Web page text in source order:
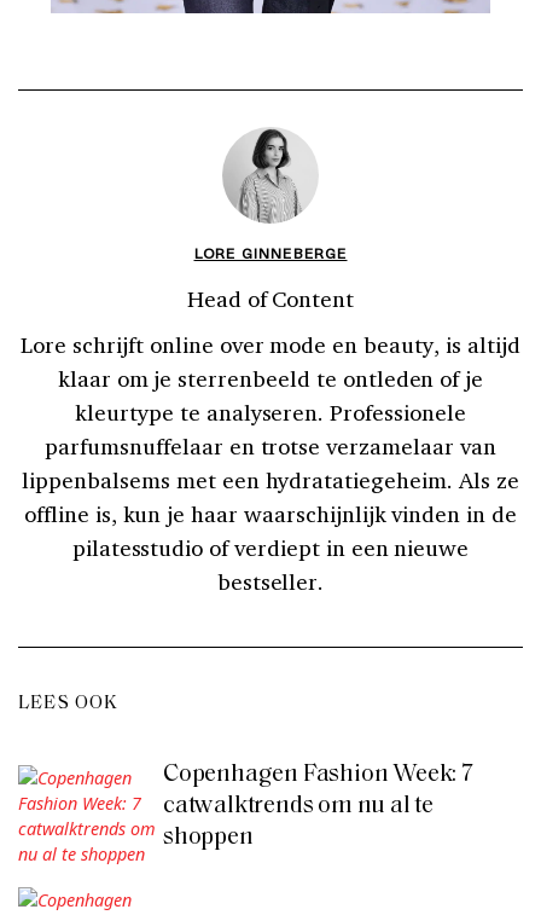
LORE GINNEBERGE
Head of Content
Lore schrijft online over mode en beauty, is altijd
klaar om je sterrenbeeld te ontleden of je
kleurtype te analyseren. Professionele
parfumsnuffelaar en trotse verzamelaar van
lippenbalsems met een hydratatiegeheim. Als ze
offline is, kun je haar waarschijnlijk vinden in de
pilatesstudio of verdiept in een nieuwe
bestseller.
LEES OOK
Copenhagen Fashion Week: 7
catwalktrends om nu al te
shoppen